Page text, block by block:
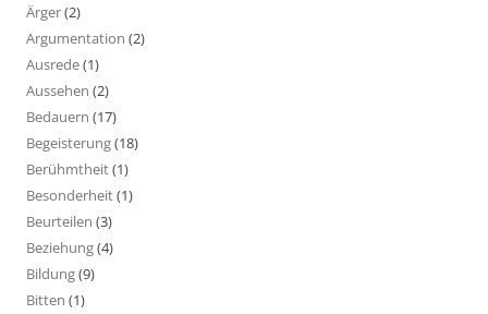
Ärger(2)
Argumentation (2)
Ausrede(1)
Aussehen (2)
Bedauern (17)
Begeisterung(18)
Berühmtheit(1)
Besonderheit(1)
Beurteilen (3)
Beziehung(4)
Bildung(9)
Bitten (1)